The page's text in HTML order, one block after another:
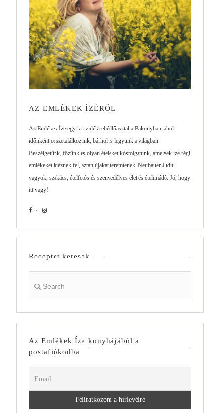
AZ EMLÉKEK ÍZÉRŐL
Az Emlékek Íze egy kis vidéki ebédlőasztal a Bakonyban, ahol
időnként összetalálkozunk, bárhol is legyünk a világban.
Beszélgetünk, főzünk és olyan ételeket kóstolgatunk, amelyek íze régi
emlékeket idéznek fel, aztán újakat teremtenek. Neubauer Judit
vagyok, szakács, ételfotós és szenvedélyes élet és ételimádó. Jó, hogy
itt vagy!
Receptet keresek…
Az Emlékek Íze konyhájából a
postafiókodba